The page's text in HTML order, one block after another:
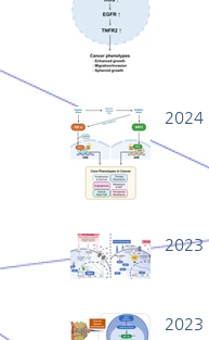
2024
2023
2023